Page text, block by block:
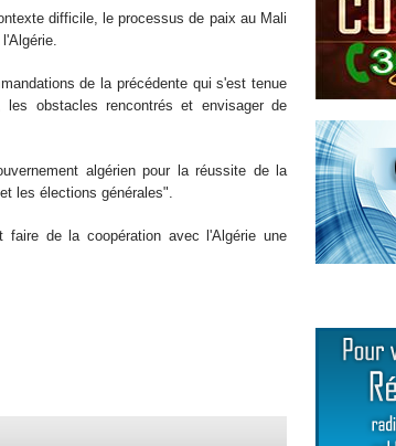
difficile, le processus de paix au Mali
de la précédente qui s'est tenue
obstacles rencontrés et envisager de
algérien pour la réussite de la
les élections générales".
de la coopération avec l'Algérie une